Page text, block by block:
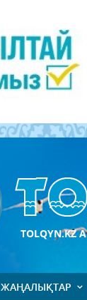
TOLQYN.KZ
ЖАҢАЛЫҚТАР